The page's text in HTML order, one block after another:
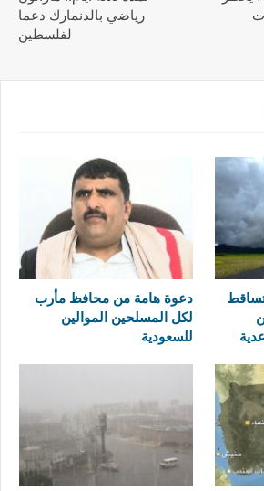
رياضي بالدنمارك دعما
لفلسطين
دعوة هامة من محافظ مأرب
لكل المسلحين الموالين
للسعودية